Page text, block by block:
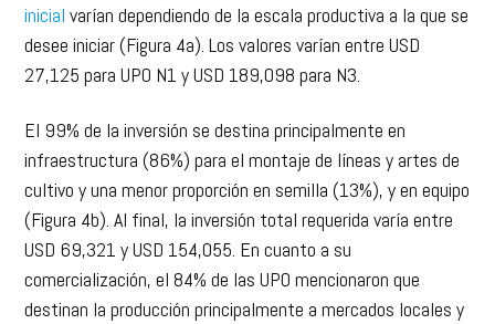
inicial varían dependiendo de la escala productiva a la que se
desee iniciar (Figura 4a). Los valores varían entre USD
27,125 para UPO N1 y USD 189,098 para N3.
El 99% de la inversión se destina principalmente en
infraestructura (86%) para el montaje de líneas y artes de
cultivo y una menor proporción en semilla (13%), y en equipo
(Figura 4b). Al final, la inversión total requerida varía entre
USD 69,321 y USD 154,055. En cuanto a su
comercialización, el 84% de las UPO mencionaron que
destinan la producción principalmente a mercados locales y